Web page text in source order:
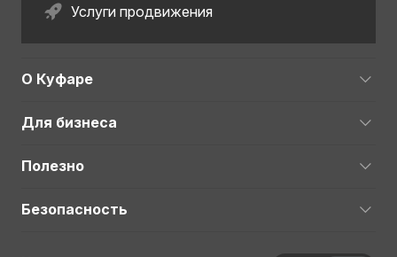
Услуги продвижения
О Куфаре
Для бизнеса
Полезно
Безопасность